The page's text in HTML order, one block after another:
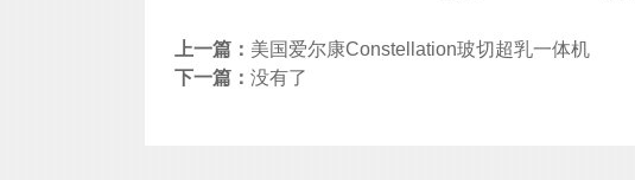
上一篇： 美国爱尔康Constellation玻切超乳一体机
下一篇： 没有了